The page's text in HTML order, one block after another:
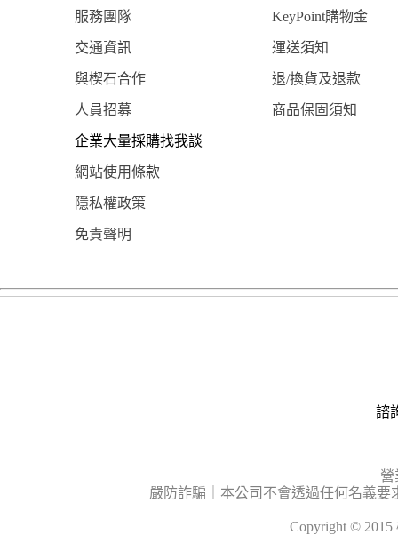
服務團隊 KeyPoint購物金
交通資訊 運送須知
與楔石合作 退/換貨及退款
人員招募 商品保固須知
企業大量採購找我談
網站使用條款
隱私權政策
免責聲明
諮
營
嚴防詐騙｜本公司不會透過任何名義
Copyright ©